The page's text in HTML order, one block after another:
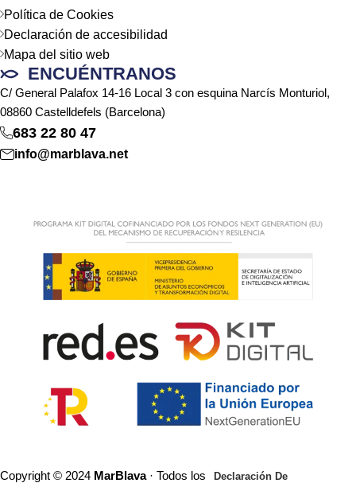
Política de Cookies
Declaración de accesibilidad
Mapa del sitio web
ENCUÉNTRANOS
C/ General Palafox 14-16 Local 3 con esquina Narcís Monturiol,
08860 Castelldefels (Barcelona)
683 22 80 47
info@marblava.net
Copyright © 2024 MarBlava· Todos los
Declaración De